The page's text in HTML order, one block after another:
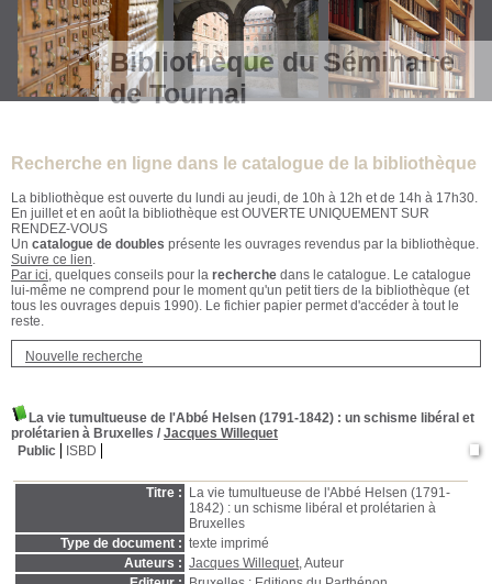
Bibliothèque du Séminaire
de Tournai
Recherche en ligne dans le catalogue de la bibliothèque
La bibliothèque est ouverte du lundi au jeudi, de 10h à 12h et de 14h à 17h30.
En juillet et en août la bibliothèque est OUVERTE UNIQUEMENT SUR
RENDEZ-VOUS
Un catalogue de doubles présente les ouvrages revendus par la bibliothèque.
Suivre ce lien.
Par ici, quelques conseils pour la recherche dans le catalogue. Le catalogue
lui-même ne comprend pour le moment qu'un petit tiers de la bibliothèque (et
tous les ouvrages depuis 1990). Le fichier papier permet d'accéder à tout le
reste.
Nouvelle recherche
La vie tumultueuse de l'Abbé Helsen (1791-1842) : un schisme libéral et
prolétarien à Bruxelles / Jacques Willequet
Public
ISBD
Titre :
La vie tumultueuse de l'Abbé Helsen (1791-
1842) : un schisme libéral et prolétarien à
Bruxelles
Type de document : texte imprimé
Auteurs : Jacques Willequet, Auteur